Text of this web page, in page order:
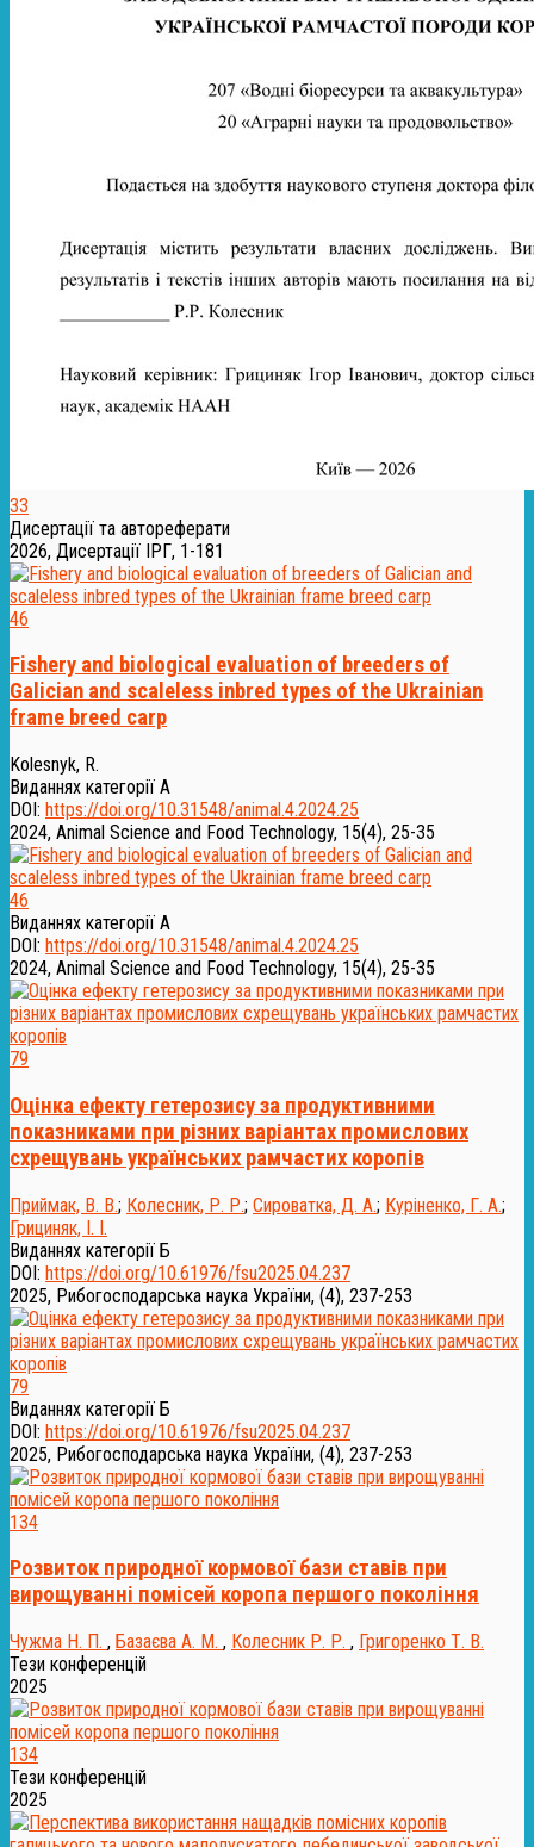
33
Дисертації та автореферати
2026, Дисертації ІРГ, 1-181
46
Fishery and biological evaluation of breeders of
Galician and scaleless inbred types of the Ukrainian
frame breed carp
Kolesnyk, R.
Виданнях категорії А
DOI: https://doi.org/10.31548/animal.4.2024.25
2024, Animal Science and Food Technology, 15(4), 25-35
46
Виданнях категорії А
DOI: https://doi.org/10.31548/animal.4.2024.25
2024, Animal Science and Food Technology, 15(4), 25-35
79
Оцінка ефекту гетерозису за продуктивними
показниками при різних варіантах промислових
схрещувань українських рамчастих коропів
Приймак, В. В.; Колесник, Р. Р.; Сироватка, Д. А.; Куріненко, Г. А.;
Грициняк, І. І.
Виданнях категорії Б
DOI: https://doi.org/10.61976/fsu2025.04.237
2025, Рибогосподарська наука України, (4), 237-253
79
Виданнях категорії Б
DOI: https://doi.org/10.61976/fsu2025.04.237
2025, Рибогосподарська наука України, (4), 237-253
134
Розвиток природної кормової бази ставів при
вирощуванні помісей коропа першого покоління
Чужма Н. П. , Базаєва А. М. , Колесник Р. Р. , Григоренко Т. В.
Тези конференцій
2025
134
Тези конференцій
2025